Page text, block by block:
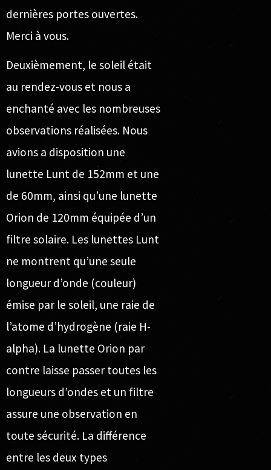
dernières portes ouvertes.
Merci à vous.
Deuxièmement, le soleil était
au rendez-vous et nous a
enchanté avec les nombreuses
observations réalisées. Nous
avions a disposition une
lunette Lunt de 152mm et une
de 60mm, ainsi qu’une lunette
Orion de 120mm équipée d’un
filtre solaire. Les lunettes Lunt
ne montrent qu’une seule
longueur d’onde (couleur)
émise par le soleil, une raie de
l’atome d’hydrogène (raie H-
alpha). La lunette Orion par
contre laisse passer toutes les
longueurs d’ondes et un filtre
assure une observation en
toute sécurité. La différence
entre les deux types